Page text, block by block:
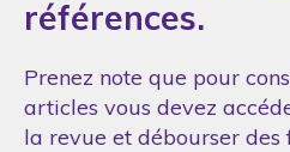
références.
Prenez note que pour
articles vous devez
la revue et débourser des